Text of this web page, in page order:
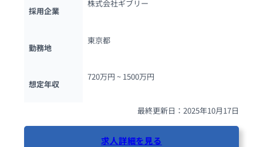
採用企業
株式会社ギブリー
勤務地
東京都
想定年収
720万円 ~ 1500万円
最終更新日：2025年10月17日
求人詳細を見る